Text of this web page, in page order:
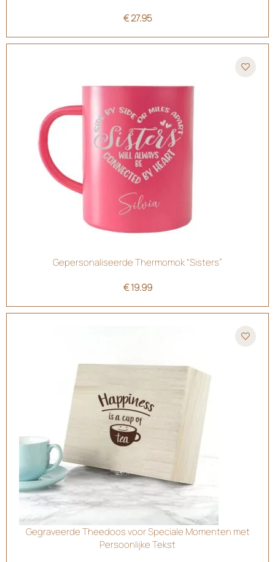
€27.95
Gepersonaliseerde Thermomok “Sisters”
€19.99
Gegraveerde Theedoos voor Speciale Momenten met
Persoonlijke Tekst